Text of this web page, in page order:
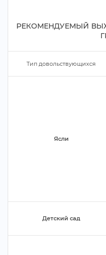
РЕКОМЕНДУЕМЫЙ
Тип довольствующихся
Ясли
Детский сад